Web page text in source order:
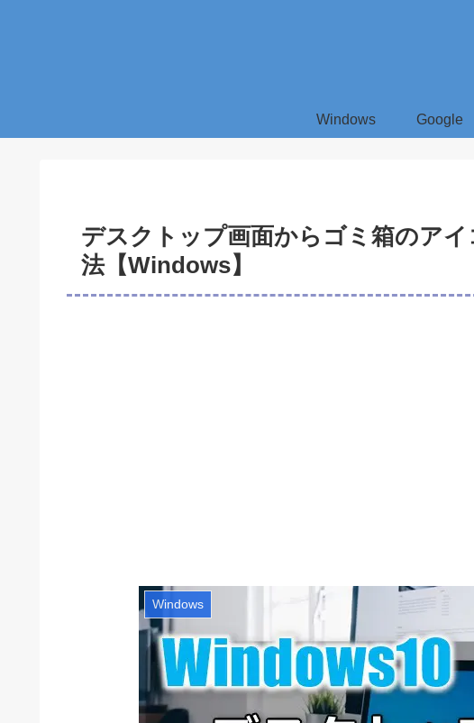
Windows Google
デスクトップ画面からゴミ箱のア
法【Windows】
Windows